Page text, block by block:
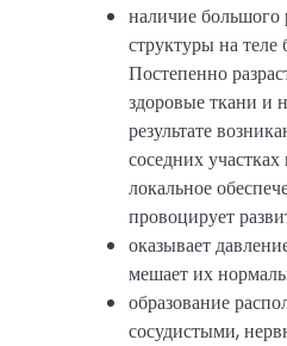
наличие большого
структуры на теле
Постепенно
здоровые ткани и
результате
соседних
локальное
провоцирует
оказывает
мешает их
образование
сосудистыми,